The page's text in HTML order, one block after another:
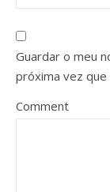
Guardar o meu
próxima vez que
Comment